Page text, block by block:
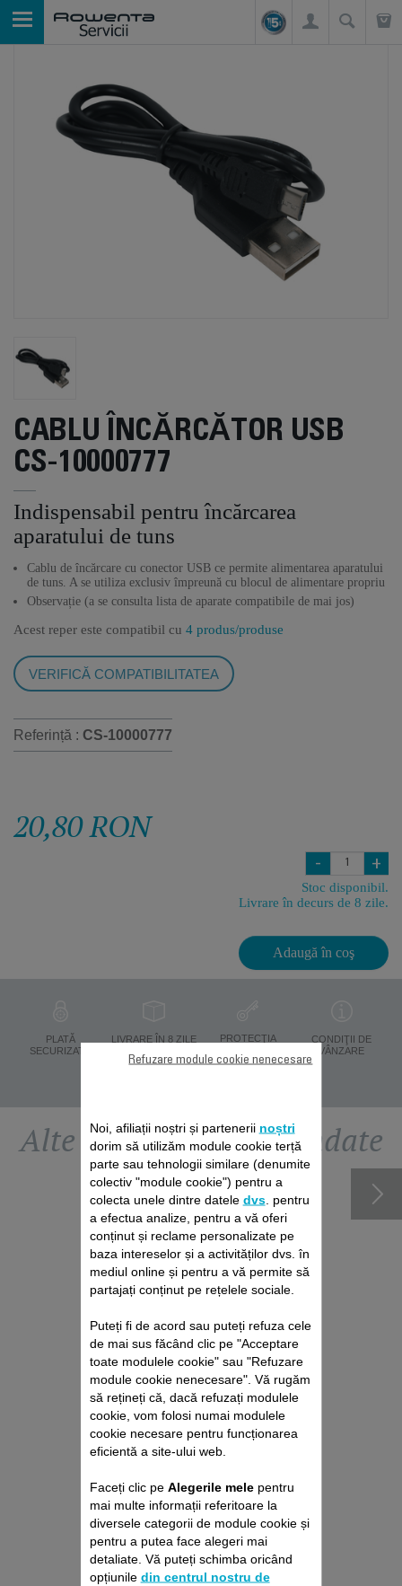
CABLU ÎNCĂRCĂTOR USB
CS-10000777
Indispensabil pentru încărcarea
aparatului de tuns
Cablu de încărcare cu conector USB ce permite alimentarea aparatului
de tuns. A se utiliza exclusiv împreună cu blocul de alimentare propriu
Observație (a se consulta lista de aparate compatibile de mai jos)
Acest reper este compatibil cu 4 produs/produse
VERIFICĂ COMPATIBILITATEA
Referință : CS-10000777
20,80 RON
- +
Stoc disponibil.
Livrare în decurs de 8 zile.
Adaugă în coş
PLATĂ
SECURIZATĂ
LIVRARE ÎN 8 ZILE
PROTECŢIA
PERSONALE
CONDIŢII DE
VÂNZARE
Alte accesorii recomandate
PIEPTENE REGLABIL
SS-1810001555
Înălțimea de tăiere dorită
20,80 RON
Adaugă în coş
Noi, afiliații noștri și partenerii noștri
dorim să utilizăm module cookie terță
parte sau tehnologii similare (denumite
colectiv "module cookie") pentru a
colecta unele dintre datele dvs. pentru
a efectua analize, pentru a vă oferi
conținut și reclame personalizate pe
baza intereselor și a activităților dvs. în
mediul online și pentru a vă permite să
partajați conținut pe rețelele sociale.
Puteți fi de acord sau puteți refuza cele
de mai sus făcând clic pe "Acceptare
toate modulele cookie" sau "Refuzare
module cookie nenecesare". Vă rugăm
să rețineți că, dacă refuzați modulele
cookie, vom folosi numai modulele
cookie necesare pentru funcționarea
eficientă a site-ului web.
Faceți clic pe Alegerile melepentru
mai multe informații referitoare la
diversele categorii de module cookie și
pentru a putea face alegeri mai
detaliate. Vă puteți schimba oricând
opțiunile din centrul nostru de
Refuzare module cookie nenecesare